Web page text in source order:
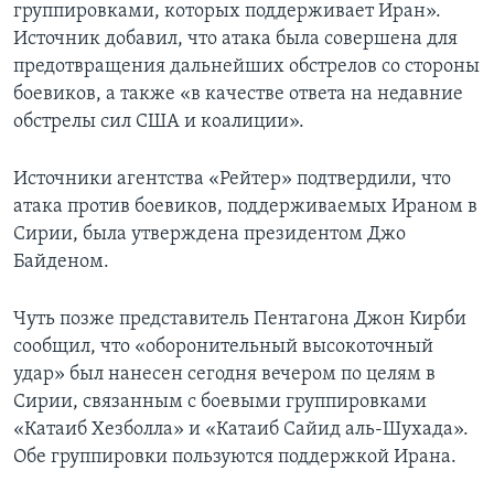
группировками, которых поддерживает Иран».
Источник добавил, что атака была совершена для
предотвращения дальнейших обстрелов со стороны
боевиков, а также «в качестве ответа на недавние
обстрелы сил США и коалиции».
Источники агентства «Рейтер» подтвердили, что
атака против боевиков, поддерживаемых Ираном в
Сирии, была утверждена президентом Джо
Байденом.
Чуть позже представитель Пентагона Джон Кирби
сообщил, что «оборонительный высокоточный
удар» был нанесен сегодня вечером по целям в
Сирии, связанным с боевыми группировками
«Катаиб Хезболла» и «Катаиб Сайид аль-Шухада».
Обе группировки пользуются поддержкой Ирана.